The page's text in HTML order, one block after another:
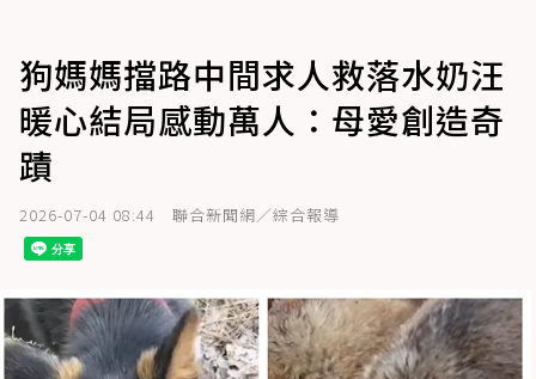
狗媽媽擋路中間求人救落水奶汪
暖心結局感動萬人：母愛創造奇
蹟
2026-07-04 08:44 聯合新聞網／綜合報導